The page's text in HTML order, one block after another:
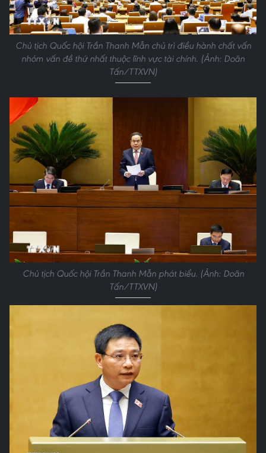
Chủ tịch Quốc hội Trần Thanh Mẫn chủ trì điều hành chất vấn
nhóm vấn đề thứ nhất thuộc lĩnh vực tài chính. (Ảnh: Doãn
Tấn/TTXVN)
Chủ tịch Quốc hội Trần Thanh Mẫn phát biểu. (Ảnh: Doãn
Tấn/TTXVN)